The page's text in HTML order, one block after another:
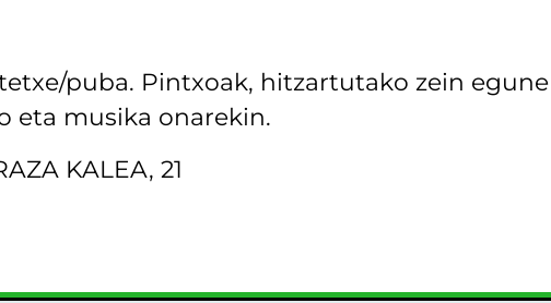
puba. Pintxoak, hitzartutako zein
eta musika onarekin.
KALEA, 21